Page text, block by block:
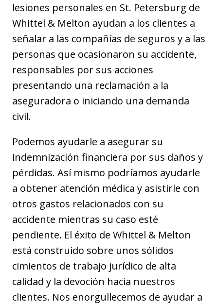
lesiones personales en St. Petersburg de
Whittel & Melton ayudan a los clientes a
señalar a las compañías de seguros y a las
personas que ocasionaron su accidente,
responsables por sus acciones
presentando una reclamación a la
aseguradora o iniciando una demanda
civil.
Podemos ayudarle a asegurar su
indemnización financiera por sus daños y
pérdidas. Así mismo podríamos ayudarle
a obtener atención médica y asistirle con
otros gastos relacionados con su
accidente mientras su caso esté
pendiente. El éxito de Whittel & Melton
está construido sobre unos sólidos
cimientos de trabajo jurídico de alta
calidad y la devoción hacia nuestros
clientes. Nos enorgullecemos de ayudar a